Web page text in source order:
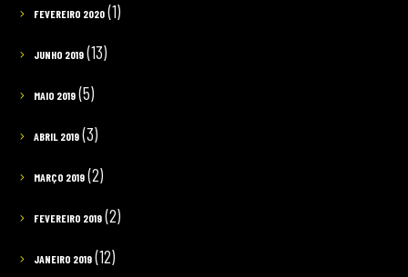
FEVEREIRO 2020(1)
JUNHO 2019(13)
MAIO 2019(5)
ABRIL 2019(3)
MARÇO 2019(2)
FEVEREIRO 2019(2)
JANEIRO 2019(12)